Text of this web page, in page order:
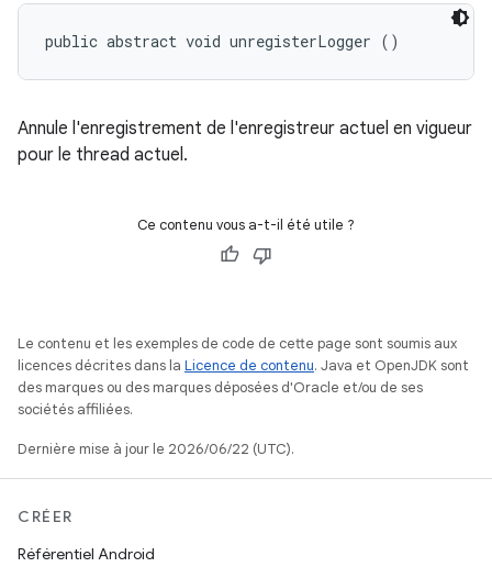
public abstract void unregisterLogger ()
Annule l'enregistrement de l'enregistreur actuel en vigueur
pour le thread actuel.
Ce contenu vous a-t-il été utile ?
Le contenu et les exemples de code de cette page sont soumis aux
licences décrites dans la Licence de contenu. Java et OpenJDK sont
des marques ou des marques déposées d'Oracle et/ou de ses
sociétés affiliées.
Dernière mise à jour le 2026/06/22 (UTC).
CRÉER
Référentiel Android